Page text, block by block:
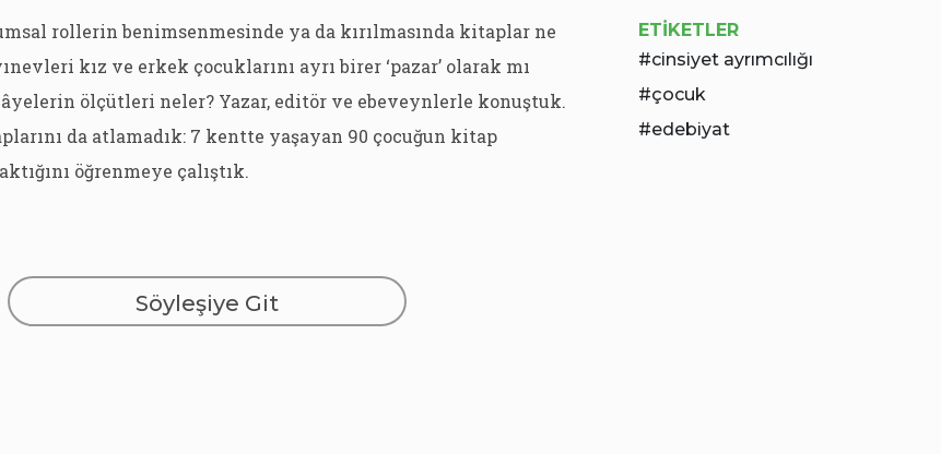
rollerin benimsenmesinde ya da kırılmasında kitaplar ne
kız ve erkek çocuklarını ayrı birer ‘pazar’ olarak mı
ölçütleri neler? Yazar, editör ve ebeveynlerle konuştuk.
da atlamadık: 7 kentte yaşayan 90 çocuğun kitap
öğrenmeye çalıştık.
Söyleşiye Git
ETIKETLER
cinsiyet ayrımcılığı
çocuk
edebiyat